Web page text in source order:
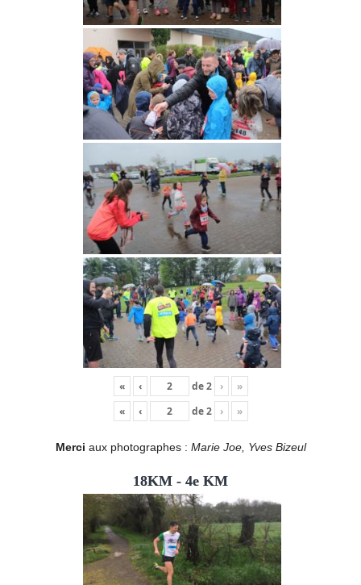
« ‹ de2 ›
»
«
‹ de2 › »
Merci aux photographes : Marie Joe, Yves Bizeul
18KM - 4e KM